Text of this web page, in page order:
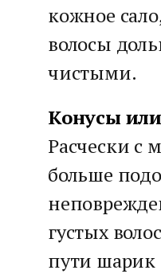
кожное
волосы
чистыми.
Конусы
Расчески с
больше
густых
пути шарик